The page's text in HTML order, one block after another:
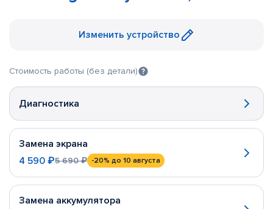
Изменить устройство
Стоимость работы (без детали)
Диагностика
Замена экрана
4 590 ₽5 690 ₽ -20% до 10 августа
Замена аккумулятора